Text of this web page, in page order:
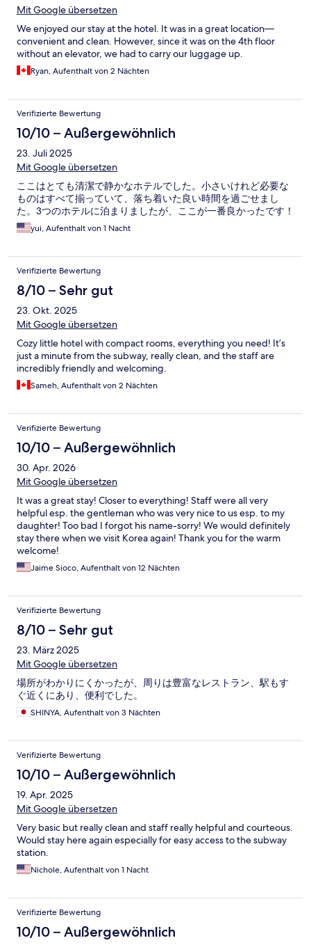
Mit Google übersetzen
We enjoyed our stay at the hotel. It was in a great location—
convenient and clean. However, since it was on the 4th floor
without an elevator, we had to carry our luggage up.
Ryan, Aufenthalt von 2 Nächten
Verifizierte Bewertung
10/10 – Außergewöhnlich
23. Juli 2025
Mit Google übersetzen
ここはとても清潔で静かなホテルでした。小さいけれど必要な
ものはすべて揃っていて、落ち着いた良い時間を過ごせまし
た。3つのホテルに泊まりましたが、ここが一番良かったです！
yui, Aufenthalt von 1 Nacht
Verifizierte Bewertung
8/10 – Sehr gut
23. Okt. 2025
Mit Google übersetzen
Cozy little hotel with compact rooms, everything you need! It’s
just a minute from the subway, really clean, and the staff are
incredibly friendly and welcoming.
Sameh, Aufenthalt von 2 Nächten
Verifizierte Bewertung
10/10 – Außergewöhnlich
30. Apr. 2026
Mit Google übersetzen
It was a great stay! Closer to everything! Staff were all very
helpful esp. the gentleman who was very nice to us esp. to my
daughter! Too bad I forgot his name-sorry! We would definitely
stay there when we visit Korea again! Thank you for the warm
welcome!
Jaime Sioco, Aufenthalt von 12 Nächten
Verifizierte Bewertung
8/10 – Sehr gut
23. März 2025
Mit Google übersetzen
場所がわかりにくかったが、周りは豊富なレストラン、駅もす
ぐ近くにあり、便利でした。
SHINYA, Aufenthalt von 3 Nächten
Verifizierte Bewertung
10/10 – Außergewöhnlich
19. Apr. 2025
Mit Google übersetzen
Very basic but really clean and staff really helpful and courteous.
Would stay here again especially for easy access to the subway
station.
Nichole, Aufenthalt von 1 Nacht
Verifizierte Bewertung
10/10 – Außergewöhnlich